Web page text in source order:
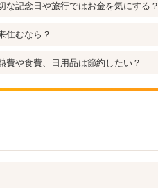
な記念日や旅行ではお金を気にする？
住むなら？
費や食費、日用品は節約したい？